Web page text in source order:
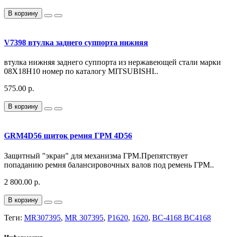
В корзину
V7398 втулка заднего суппорта нижняя
втулка нижняя заднего суппорта из нержавеющей стали марки
08Х18Н10 номер по каталогу MITSUBISHI..
575.00 р.
В корзину
GRM4D56 щиток ремня ГРМ 4D56
Защитный "экран" для механизма ГРМ.Препятствует
попаданию ремня балансировочных валов под ремень ГРМ..
2 800.00 р.
В корзину
Теги: MR307395, MR 307395, P1620, 1620, BC-4168 BC4168